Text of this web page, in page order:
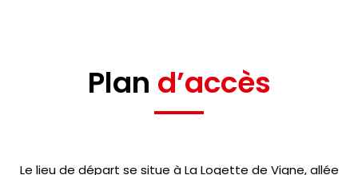
Plan d’accès
Le lieu de départ se situe à La Logette de Vigne, allée